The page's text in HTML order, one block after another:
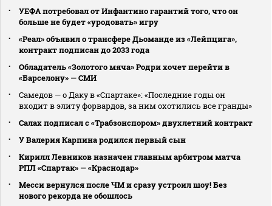
УЕФА потребовал от Инфантино гарантий того, что он
больше не будет «уродовать» игру
«Реал» объявил о трансфере Дьоманде из «Лейпцига»,
контракт подписан до 2033 года
Обладатель «Золотого мяча» Родри хочет перейти в
«Барселону» — СМИ
Самедов — о Даку в «Спартаке»: «Последние годы он
входит в элиту форвардов, за ним охотились все гранды»
Салах подписал с «Трабзонспором» двухлетний контракт
У Валерия Карпина родился первый сын
Кирилл Левников назначен главным арбитром матча
РПЛ «Спартак» — «Краснодар»
Месси вернулся после ЧМ и сразу устроил шоу! Без
нового рекорда не обошлось